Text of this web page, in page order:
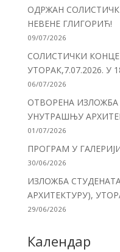
ОДРЖАН
НЕВЕНЕ ГЛИГОРИЋ!
09/07/2026
СОЛИСТИЧКИ
УТОРАК,7.07.2026. У
06/07/2026
ОТВОРЕНА ИЗЛОЖБА
УНУТРАШЊУ
01/07/2026
ПРОГРАМ У
30/06/2026
ИЗЛОЖБА
АРХИТЕКТУРУ),
29/06/2026
Календар